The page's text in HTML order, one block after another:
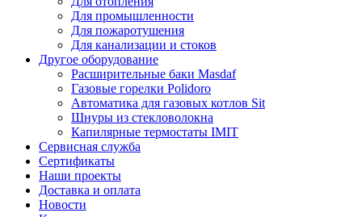
Для промышленности
Для пожаротушения
Для канализации и стоков
Другое оборудование
Расширительные баки Masdaf
Газовые горелки Polidoro
Автоматика для газовых котлов Sit
Шнуры из стекловолокна
Капилярные термостаты IMIT
Сервисная служба
Сертификаты
Наши проекты
Доставка и оплата
Новости